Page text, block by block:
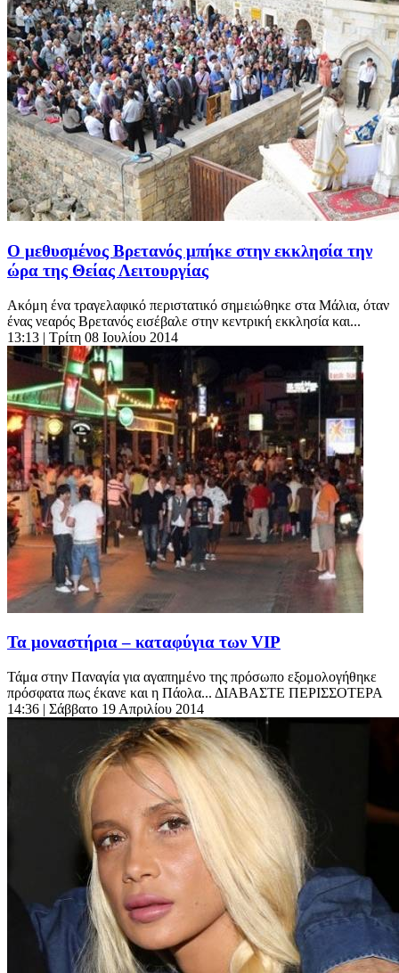
Ο μεθυσμένος Βρετανός μπήκε στην εκκλησία την
ώρα της Θείας Λειτουργίας
Ακόμη ένα τραγελαφικό περιστατικό σημειώθηκε στα Μάλια, όταν
ένας νεαρός Βρετανός εισέβαλε στην κεντρική εκκλησία και...
13:13 | Τρίτη 08 Ιουλίου 2014
Τα μοναστήρια – καταφύγια των VIP
Τάμα στην Παναγία για αγαπημένο της πρόσωπο εξομολογήθηκε
πρόσφατα πως έκανε και η Πάολα... ΔΙΑΒΑΣΤΕ ΠΕΡΙΣΣΟΤΕΡΑ
14:36 | Σάββατο 19 Απριλίου 2014